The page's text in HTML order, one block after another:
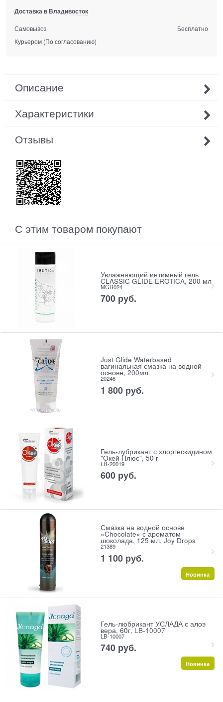
Доставка вВладивосток
Самовывоз
Бесплатно
Курьером (По согласованию)
Описание
Характеристики
Отзывы
С этим товаром покупают
Увлажняющий интимный гель
CLASSIC GLIDE EROTICA, 200 мл
MGB024
700 руб.
Just Glide Waterbased
вагинальная смазка на водной
основе, 200мл
20246
1 800 руб.
Гель-лубрикант с хлоргескидином
"Окей Плюс", 50 г
LB-20019
600 руб.
Смазка на водной основе
«Chocolate» с ароматом
шоколада, 125 мл, Joy Drops
21389
1 100 руб.
Новинка
Гель-любрикант УСЛАДА с алоэ
вера, 60г, LB-10007
LB-10007
740 руб.
Новинка